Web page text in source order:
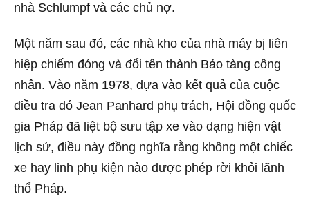
nhà Schlumpf và các chủ nợ.
Một năm sau đó, các nhà kho của nhà máy bị liên
hiệp chiếm đóng và đổi tên thành Bảo tàng công
nhân. Vào năm 1978, dựa vào kết quả của cuộc
điều tra dó Jean Panhard phụ trách, Hội đồng quốc
gia Pháp đã liệt bộ sưu tập xe vào dạng hiện vật
lịch sử, điều này đồng nghĩa rằng không một chiếc
xe hay linh phụ kiện nào được phép rời khỏi lãnh
thổ Pháp.